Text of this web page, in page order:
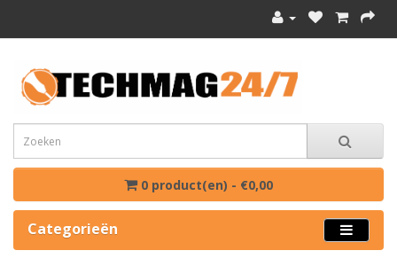
0 product(en) - €0,00
Categorieën